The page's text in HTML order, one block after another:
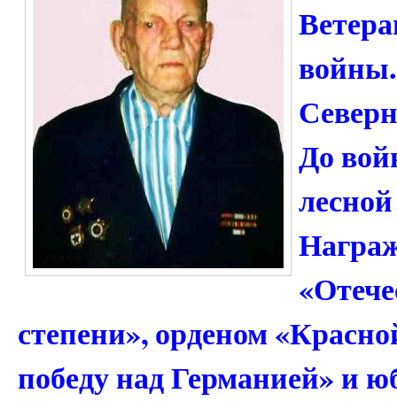
войны.
До
степени», орденом
победу над Германией» и